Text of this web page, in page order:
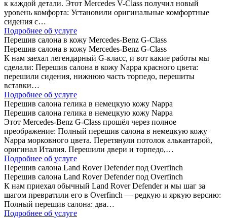
к каждой детали. Этот Mercedes V-Class получил новый
уровень комфорта: Установили оригинальные комфортные
сидения с…
Подробнее об услуге
Перешив салона в кожу Mercedes-Benz G-Class
Перешив салона в кожу Mercedes-Benz G-Class
К нам заехал легендарный G-класс, и вот какие работы мы
сделали: Перешив салона в кожу Nappa красного цвета:
перешили сидения, нижнюю часть торпедо, перешиты
вставки…
Подробнее об услуге
Перешив салона гелика в немецкую кожу Nappa
Перешив салона гелика в немецкую кожу Nappa
Этот Mercedes-Benz G-Class прошёл через полное
преображение: Полный перешив салона в немецкую кожу
Nappa морковного цвета. Перетянули потолок алькантарой,
оригинал Италия. Перешили двери и торпедо,…
Подробнее об услуге
Перешив салона Land Rover Defender под Overfinch
Перешив салона Land Rover Defender под Overfinch
К нам приехал обычный Land Rover Defender и мы шаг за
шагом превратили его в Overfinch — редкую и яркую версию:
Полный перешив салона: два…
Подробнее об услуге